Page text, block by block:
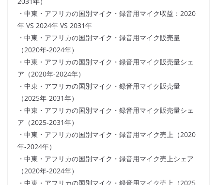
・中東・アフリカの国別マイク・録音用マイク収益：2020
年 VS 2024年 VS 2031年
・中東・アフリカの国別マイク・録音用マイク販売量
（2020年-2024年）
・中東・アフリカの国別マイク・録音用マイク販売量シェ
ア（2020年-2024年）
・中東・アフリカの国別マイク・録音用マイク販売量
（2025年-2031年）
・中東・アフリカの国別マイク・録音用マイク販売量シェ
ア（2025-2031年）
・中東・アフリカの国別マイク・録音用マイク売上（2020
年-2024年）
・中東・アフリカの国別マイク・録音用マイク売上シェア
（2020年-2024年）
・中東・アフリカの国別マイク・録音用マイク売上（2025